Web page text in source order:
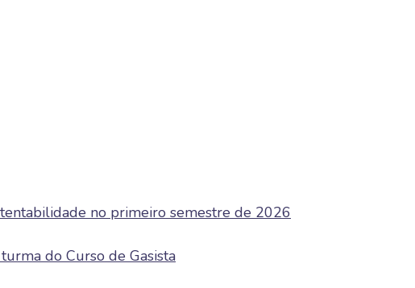
no primeiro semestre de 2026
do Curso de Gasista